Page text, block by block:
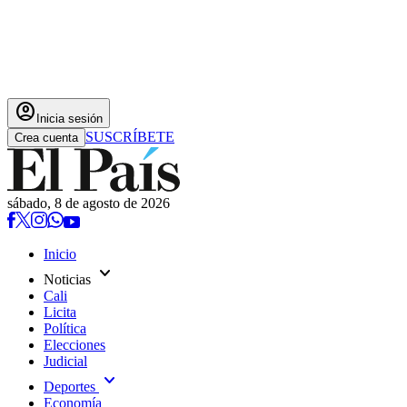
account_circle Inicia sesión
Crea cuenta SUSCRÍBETE
sábado, 8 de agosto de 2026
Inicio
Noticias expand_more
Cali
Licita
Política
Elecciones
Judicial
Deportes expand_more
Economía